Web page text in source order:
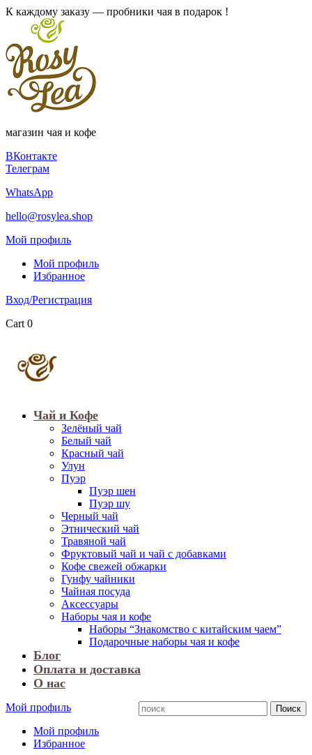
К каждому заказу — пробники чая в подарок !
магазин чая и кофе
ВКонтакте
Телеграм
WhatsApp
hello@rosylea.shop
Мой профиль
Мой профиль
Избранное
Вход/Регистрация
Cart 0
Чай и Кофе
Зелёный чай
Белый чай
Красный чай
Улун
Пуэр
Пуэр шен
Пуэр шу
Черный чай
Этнический чай
Травяной чай
Фруктовый чай и чай с добавками
Кофе свежей обжарки
Гунфу чайники
Чайная посуда
Аксессуары
Наборы чая и кофе
Наборы “Знакомство с китайским чаем”
Подарочные наборы чая и кофе
Блог
Оплата и доставка
О нас
Мой профиль
Мой профиль
Избранное